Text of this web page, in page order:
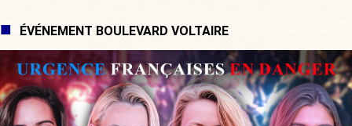
ÉVÉNEMENT BOULEVARD VOLTAIRE